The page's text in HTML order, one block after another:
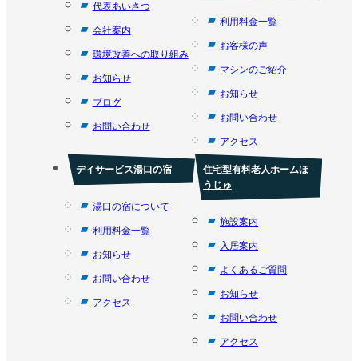
代表あいさつ
会社案内
環境改善への取り組み
お知らせ
ブログ
お問い合わせ
利用料金一覧
お客様の声
マシンのご紹介
お知らせ
お問い合わせ
アクセス
デイサービス湯口の宿
湯口の宿について
利用料金一覧
お知らせ
お問い合わせ
アクセス
住宅型有料老人ホームほ
うじゅ
施設案内
入居案内
よくあるご質問
お知らせ
お問い合わせ
アクセス